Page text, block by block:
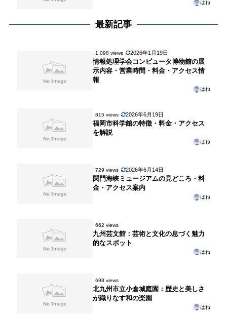
はね
最新記事
1,098 views 2026年1月19日
情報処理学会コンピュータ博物館の展
示内容・営業時間・料金・アクセス情
報
はね
815 views 2026年6月19日
福岡市科学館の特徴・料金・アクセス
を解説
はね
729 views 2026年6月14日
関門海峡ミュージアムの見どころ・料
金・アクセス案内
はね
662 views
九州芸文館：芸術と文化の息づく魅力
的なスポット
はね
698 views
北九州市立小倉城庭園：歴史と美しさ
が織りなす和の楽園
はね